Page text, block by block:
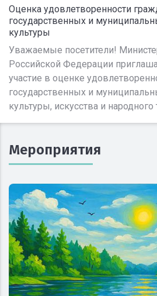
Оценка удовлетворенности
государственных и
культуры
Уважаемые посетители!
Российской Федерации
участие в оценке
государственных и
культуры, искусства и народного
Мероприятия